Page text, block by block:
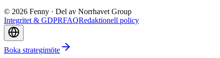
© 2026 Fenny · Del av Norrhavet Group
Integritet & GDPRFAQRedaktionell policy
Boka strategimöte